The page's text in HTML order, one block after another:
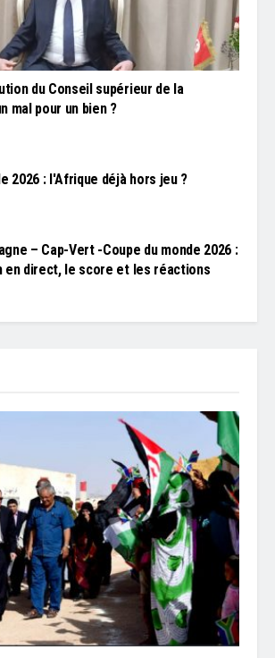
du Conseil supérieur de la
mal pour un bien ?
2026 : l'Afrique déjà hors jeu ?
– Cap-Vert -Coupe du monde 2026 :
en direct, le score et les réactions